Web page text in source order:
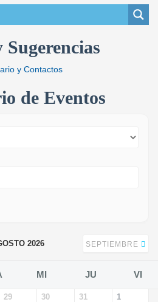
Sugerencias
y Contactos
de Eventos
2026 SEPTIEMBRE
MI JU VI
29 30 31 1